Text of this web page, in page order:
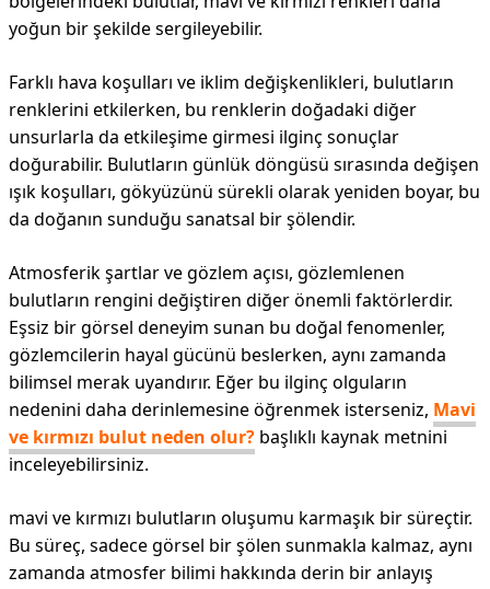
yoğun bir şekilde sergileyebilir.
Farklı hava koşulları ve iklim değişkenlikleri, bulutların
renklerini etkilerken, bu renklerin doğadaki diğer
unsurlarla da etkileşime girmesi ilginç sonuçlar
doğurabilir. Bulutların günlük döngüsü sırasında değişen
ışık koşulları, gökyüzünü sürekli olarak yeniden boyar, bu
da doğanın sunduğu sanatsal bir şölendir.
Atmosferik şartlar ve gözlem açısı, gözlemlenen
bulutların rengini değiştiren diğer önemli faktörlerdir.
Eşsiz bir görsel deneyim sunan bu doğal fenomenler,
gözlemcilerin hayal gücünü beslerken, aynı zamanda
bilimsel merak uyandırır. Eğer bu ilginç olguların
nedenini daha derinlemesine öğrenmek isterseniz, Mavi
ve kırmızı bulut neden olur? başlıklı kaynak metnini
inceleyebilirsiniz.
mavi ve kırmızı bulutların oluşumu karmaşık bir süreçtir.
Bu süreç, sadece görsel bir şölen sunmakla kalmaz, aynı
zamanda atmosfer bilimi hakkında derin bir anlayış